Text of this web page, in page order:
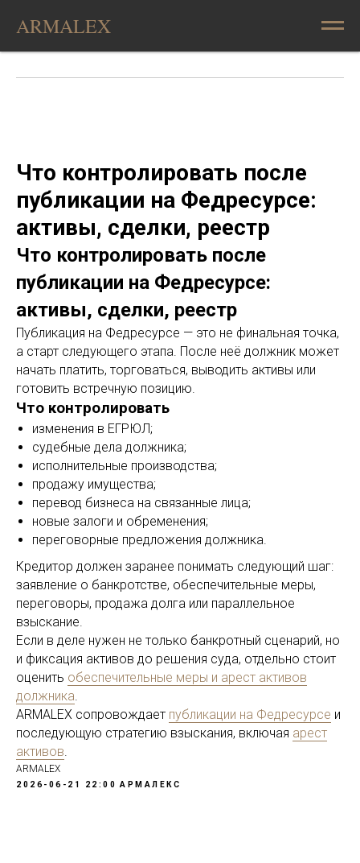
ARMALEX
Что контролировать после
публикации на Федресурсе:
активы, сделки, реестр
Что контролировать после
публикации на Федресурсе:
активы, сделки, реестр
Публикация на Федресурсе — это не финальная точка,
а старт следующего этапа. После неё должник может
начать платить, торговаться, выводить активы или
готовить встречную позицию.
Что контролировать
изменения в ЕГРЮЛ;
судебные дела должника;
исполнительные производства;
продажу имущества;
перевод бизнеса на связанные лица;
новые залоги и обременения;
переговорные предложения должника.
Кредитор должен заранее понимать следующий шаг:
заявление о банкротстве, обеспечительные меры,
переговоры, продажа долга или параллельное
взыскание.
Если в деле нужен не только банкротный сценарий, но
и фиксация активов до решения суда, отдельно стоит
оценить обеспечительные меры и арест активов
должника.
ARMALEX сопровождает публикации на Федресурсе и
последующую стратегию взыскания, включая арест
активов.
ARMALEX
2026-06-21 22:00 АРМАЛЕКС